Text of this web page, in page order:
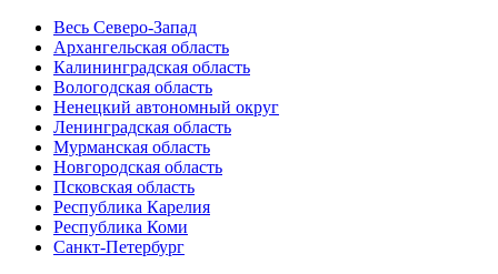
Весь Северо-Запад
Архангельская область
Калининградская область
Вологодская область
Ненецкий автономный округ
Ленинградская область
Мурманская область
Новгородская область
Псковская область
Республика Карелия
Республика Коми
Санкт-Петербург